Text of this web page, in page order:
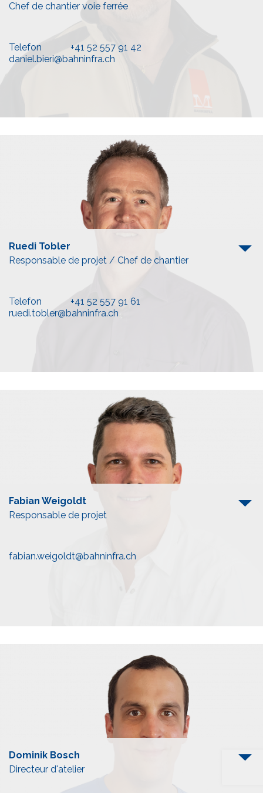
Chef de chantier voie ferrée
Telefon
+41 52 557 91 42
daniel.bieri@bahninfra.ch
Ruedi Tobler
Responsable de projet / Chef de chantier
Telefon
+41 52 557 91 61
ruedi.tobler@bahninfra.ch
Fabian Weigoldt
Responsable de projet
fabian.weigoldt@bahninfra.ch
Dominik Bosch
Directeur d'atelier